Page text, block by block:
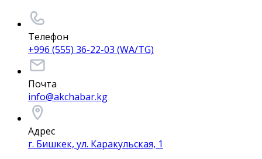
Телефон
+996 (555) 36-22-03 (WA/TG)
Почта
info@akchabar.kg
Адрес
г. Бишкек, ул. Каракульская, 1